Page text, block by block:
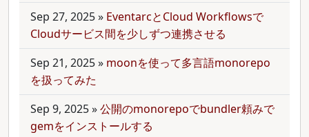
Sep 27, 2025» EventarcとCloud Workflowsで
Cloudサービス間を少しずつ連携させる
Sep 21, 2025» moonを使って多言語monorepo
を扱ってみた
Sep 9, 2025»公開のmonorepoでbundler頼みで
gemをインストールする